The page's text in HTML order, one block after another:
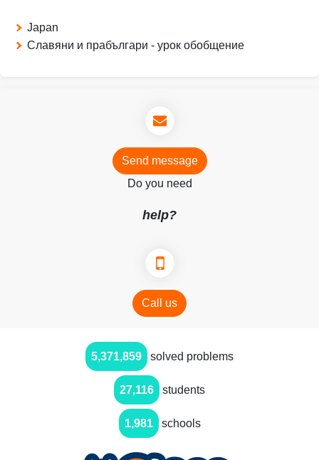
Japan
Славяни и прабългари - урок обобщение
Send message
Do you need
help?
Call us
5,371,859 solved problems
27,116 students
1,981 schools